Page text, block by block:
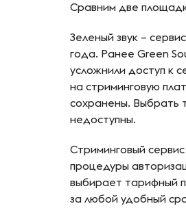
Сравним две
Зеленый звук –
года. Ранее Green
усложнили доступ к
на стриминговую
сохранены. Выбрать
недоступны.
Стриминговый
процедуры
выбирает тарифный
за любой удобный